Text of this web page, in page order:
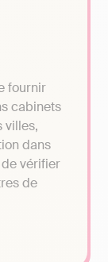
fournir
cabinets
villes,
dans
vérifier
de